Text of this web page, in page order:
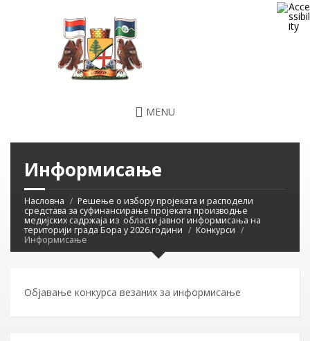
MENU
Информисање
Насловна
Решење о избору пројеката и расподели
средстава за суфинансирање пројеката производње
медијских садржаја из области јавног информисања на
територији града Бора у 2026.години
Конкурси
Информисање
Објавање конкурса везаних за информисање